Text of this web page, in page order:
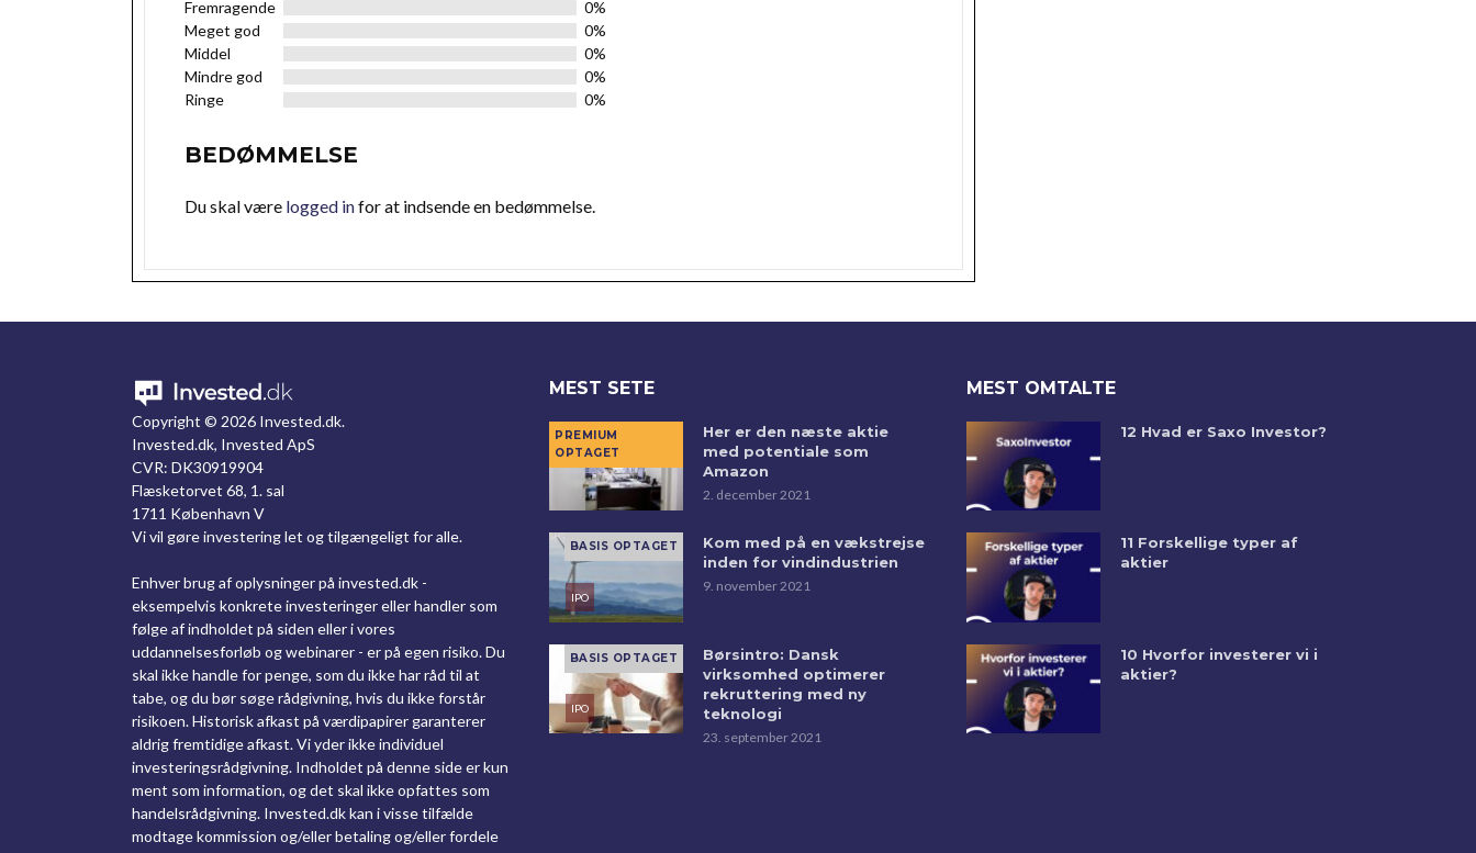
Fremragende
0%
Meget god
0%
Middel
0%
Mindre god
0%
Ringe
0%
BEDØMMELSE
Du skal være logged infor at indsende en bedømmelse.
Copyright © 2026 Invested.dk.
Invested.dk, Invested ApS
CVR: DK30919904
Flæsketorvet 68, 1. sal
1711 København V
Vi vil gøre investering let og tilgængeligt for alle.
Enhver brug af oplysninger på invested.dk -
eksempelvis konkrete investeringer eller handler som
følge af indholdet på siden eller i vores
uddannelsesforløb og webinarer - er på egen risiko. Du
skal ikke handle for penge, som du ikke har råd til at
tabe, og du bør søge rådgivning, hvis du ikke forstår
risikoen. Historisk afkast på værdipapirer garanterer
aldrig fremtidige afkast. Vi yder ikke individuel
investeringsrådgivning. Indholdet på denne side er kun
ment som information, og det skal ikke opfattes som
handelsrådgivning. Invested.dk kan i visse tilfælde
modtage kommission og/eller betaling og/eller fordele
MEST SETE
Her er den næste aktie
med potentiale som
Amazon
2. december 2021
Kom med på en vækstrejse
inden for vindindustrien
9. november 2021
Børsintro: Dansk
virksomhed optimerer
rekruttering med ny
teknologi
23. september 2021
MEST OMTALTE
12 Hvad er Saxo Investor?
11 Forskellige typer af
aktier
10 Hvorfor investerer vi i
aktier?